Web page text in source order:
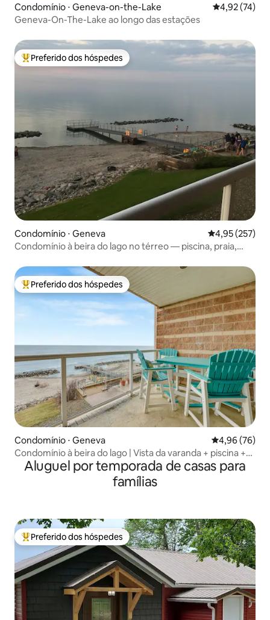
Condomínio ⋅ Geneva-on-the-Lake 4,92 de uma
4,92 (74)
Geneva-On-The-Lake ao longo das estações
Entre os melhores preferidos dos hóspedes
Preferido dos hóspedes
Condomínio ⋅ Geneva 4,95 de uma
4,95 (257)
Condomínio à beira do lago no térreo — piscina, praia,
Entre os melhores preferidos dos hóspedes
Preferido dos hóspedes
Condomínio ⋅ Geneva 4,96 de uma
4,96 (76)
Condomínio à beira do lago | Vista da varanda + piscina +
praia
Aluguel por temporada de casas para
famílias
Entre os melhores preferidos dos hóspedes
Preferido dos hóspedes